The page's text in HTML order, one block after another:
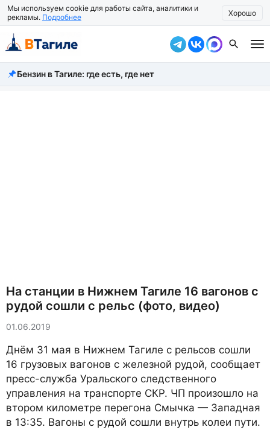
Мы используем cookie для работы сайта, аналитики и
рекламы. Подробнее Хорошо
Все новости
Бензин в Тагиле: где есть, где нет
На станции в Нижнем Тагиле 16 вагонов с
рудой сошли с рельс (фото, видео)
01.06.2019
Днём 31 мая в Нижнем Тагиле с рельсов сошли
16 грузовых вагонов с железной рудой, сообщает
пресс-служба Уральского следственного
управления на транспорте СКР. ЧП произошло на
втором километре перегона Смычка — Западная
в 13:35. Вагоны с рудой сошли внутрь колеи пути.